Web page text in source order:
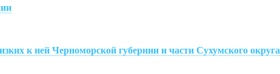
к ней Черноморской губернии и части Сухумского округа